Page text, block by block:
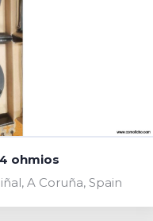
ohmios
A Coruña, Spain